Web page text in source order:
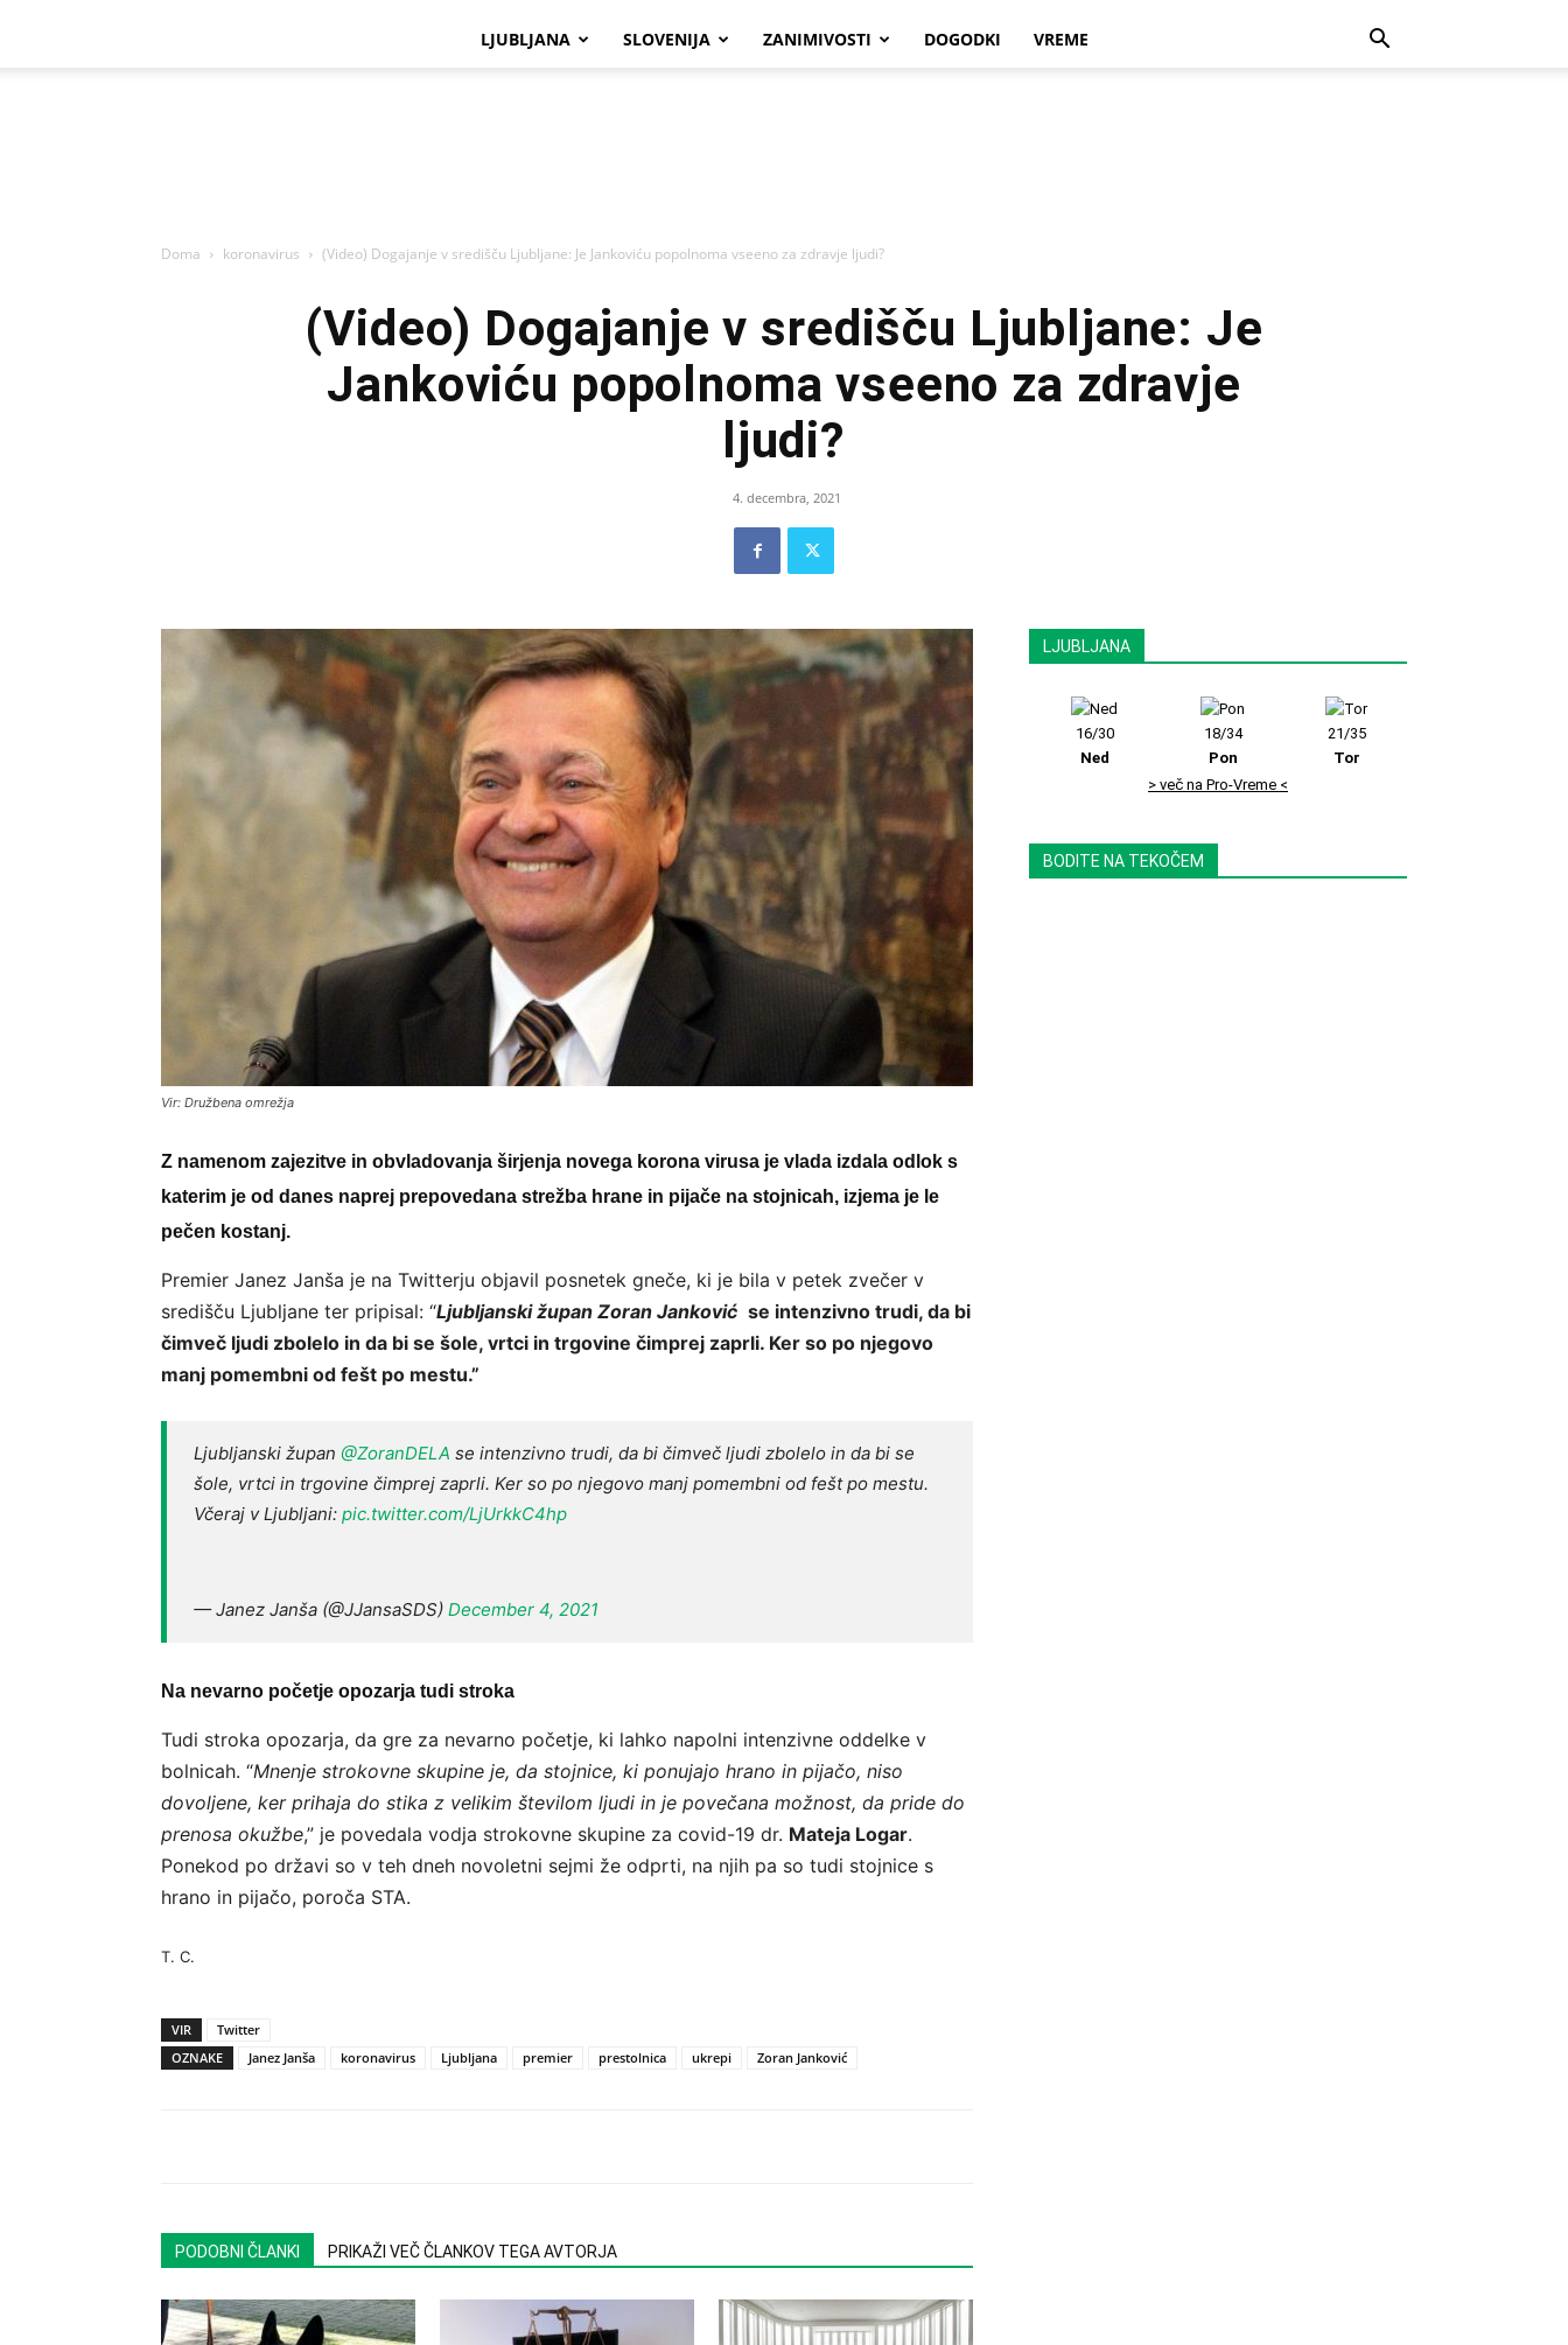
LJUBLJANA SLOVENIJA ZANIMIVOSTI DOGODKI VREME
Doma koronavirus (Video) Dogajanje v središču Ljubljane: Je Jankoviću popolnoma vseeno za zdravje ljudi?
(Video) Dogajanje v središču Ljubljane: Je
Jankoviću popolnoma vseeno za zdravje
ljudi?
4. decembra, 2021
Vir: Družbena omrežja
Z namenom zajezitve in obvladovanja širjenja novega korona virusa je vlada izdala odlok s
katerim je od danes naprej prepovedana strežba hrane in pijače na stojnicah, izjema je le
pečen kostanj.
Premier Janez Janša je na Twitterju objavil posnetek gneče, ki je bila v petek zvečer v
središču Ljubljane ter pripisal: “Ljubljanski župan ⁦Zoran Janković se intenzivno trudi, da bi
čimveč ljudi zbolelo in da bi se šole, vrtci in trgovine čimprej zaprli. Ker so po njegovo
manj pomembni od fešt po mestu.”
Ljubljanski župan @ZoranDELA se intenzivno trudi, da bi čimveč ljudi zbolelo in da bi se
šole, vrtci in trgovine čimprej zaprli. Ker so po njegovo manj pomembni od fešt po mestu.
Včeraj v Ljubljani: pic.twitter.com/LjUrkkC4hp
— Janez Janša (@JJansaSDS) December 4, 2021
Na nevarno početje opozarja tudi stroka
Tudi stroka opozarja, da gre za nevarno početje, ki lahko napolni intenzivne oddelke v
bolnicah. “Mnenje strokovne skupine je, da stojnice, ki ponujajo hrano in pijačo, niso
dovoljene, ker prihaja do stika z velikim številom ljudi in je povečana možnost, da pride do
prenosa okužbe,” je povedala vodja strokovne skupine za covid-19 dr. Mateja Logar.
Ponekod po državi so v teh dneh novoletni sejmi že odprti, na njih pa so tudi stojnice s
hrano in pijačo, poroča STA.
T. C.
VIR
Twitter
OZNAKE
Janez Janša koronavirus Ljubljana premier prestolnica ukrepi Zoran Janković
PODOBNI ČLANKI PRIKAŽI VEČ ČLANKOV TEGA AVTORJA
LJUBLJANA
16/30
Ned
18/34
Pon
21/35
Tor
> več na Pro-Vreme <
BODITE NA TEKOČEM